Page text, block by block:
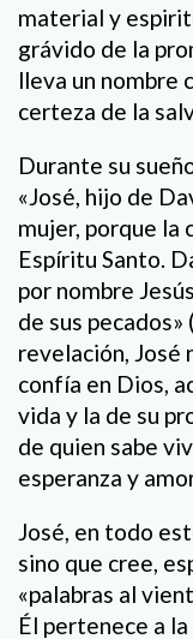
material y
grávido de la
lleva un nombre
certeza de la
Durante su
«José, hijo de
mujer, porque la
Espíritu Santo.
por nombre
de sus
revelación, José
confía en Dios,
vida y la de su
de quien sabe
esperanza y
José, en todo
sino que cree,
«palabras al
Él pertenece a